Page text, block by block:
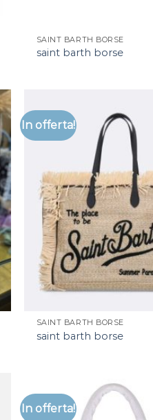
SAINT BARTH BORSE
saint barth borse
In offerta!
SAINT BARTH BORSE
saint barth borse
In offerta!